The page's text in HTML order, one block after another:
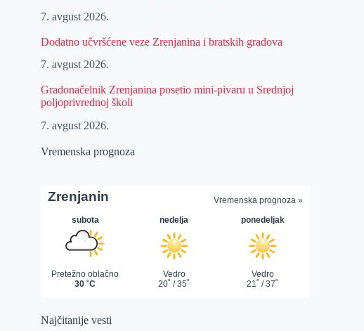
7. avgust 2026.
Dodatno učvršćene veze Zrenjanina i bratskih gradova
7. avgust 2026.
Gradonačelnik Zrenjanina posetio mini-pivaru u Srednjoj
poljoprivrednoj školi
7. avgust 2026.
Vremenska prognoza
Najčitanije vesti